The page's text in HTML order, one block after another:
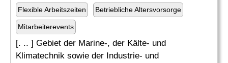
Flexible Arbeitszeiten Betriebliche Altersvorsorge
Mitarbeiterevents
[. .. ] Gebiet der Marine-, der Kälte- und
Klimatechnik sowie der Industrie- und